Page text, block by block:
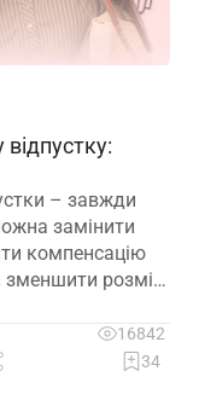
– завжди
замінити
компенсацію
зменшити розмір
16842
34